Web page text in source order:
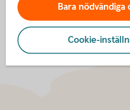
Bara nödvändiga
Cookie-